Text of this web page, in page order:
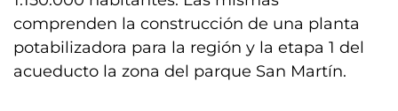
comprenden la construcción de una planta
potabilizadora para la región y la etapa 1 del
acueducto la zona del parque San Martín.